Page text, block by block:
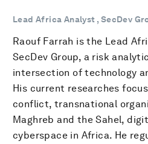
Lead Africa Analyst , SecDev
Raouf Farrah is the Lead
SecDev Group, a risk
intersection of technology
His current researches
conflict, transnational
Maghreb and the Sahel,
cyberspace in Africa. He